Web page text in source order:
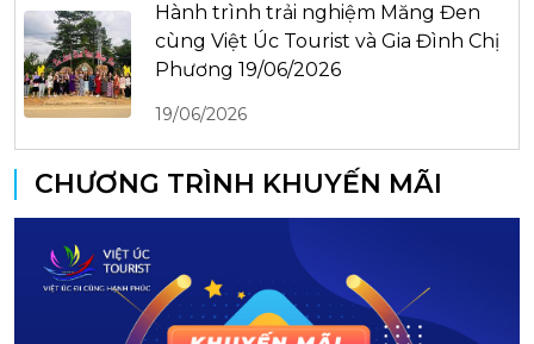
Hành trình trải nghiệm Măng Đen
cùng Việt Úc Tourist và Gia Đình Chị
Phương 19/06/2026
19/06/2026
CHƯƠNG TRÌNH KHUYẾN MÃI